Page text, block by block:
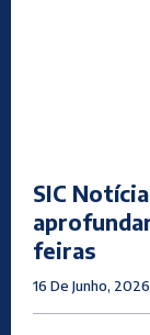
SIC
feiras
16 De Junho, 2026